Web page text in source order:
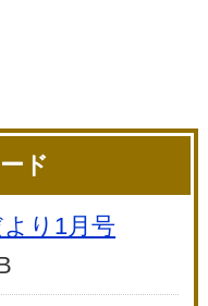
ド
り1月号